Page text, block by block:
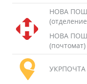
НОВА
НОВА
(почтомат)
УКРПОЧТА